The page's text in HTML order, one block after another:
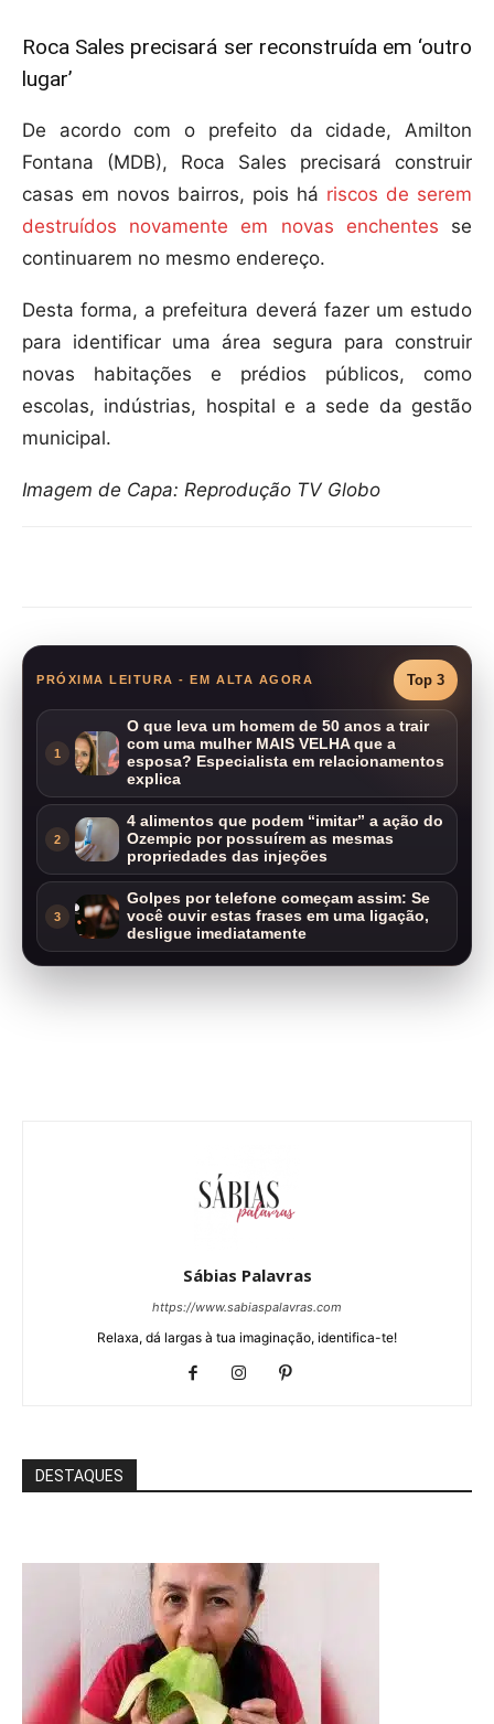
Roca Sales precisará ser reconstruída em ‘outro
lugar’
De acordo com o prefeito da cidade, Amilton
Fontana (MDB), Roca Sales precisará construir
casas em novos bairros, pois há riscos de serem
destruídos novamente em novas enchentes se
continuarem no mesmo endereço.
Desta forma, a prefeitura deverá fazer um estudo
para identificar uma área segura para construir
novas habitações e prédios públicos, como
escolas, indústrias, hospital e a sede da gestão
municipal.
Imagem de Capa: Reprodução TV Globo
PRÓXIMA LEITURA - EM ALTA AGORA Top 3
1
O que leva um homem de 50 anos a trair
com uma mulher MAIS VELHA que a
esposa? Especialista em relacionamentos
explica
2
4 alimentos que podem “imitar” a ação do
Ozempic por possuírem as mesmas
propriedades das injeções
3
Golpes por telefone começam assim: Se
você ouvir estas frases em uma ligação,
desligue imediatamente
Sábias Palavras
https://www.sabiaspalavras.com
Relaxa, dá largas à tua imaginação, identifica-te!
DESTAQUES